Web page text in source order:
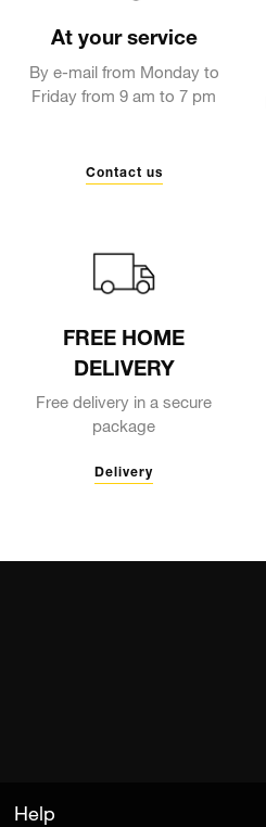
At your service
By e-mail from Monday to
Friday from 9 am to 7 pm
Contact us
FREE HOME
DELIVERY
Free delivery in a secure
package
Delivery
Help